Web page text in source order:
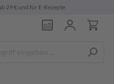
29 € und für E-Rezepte